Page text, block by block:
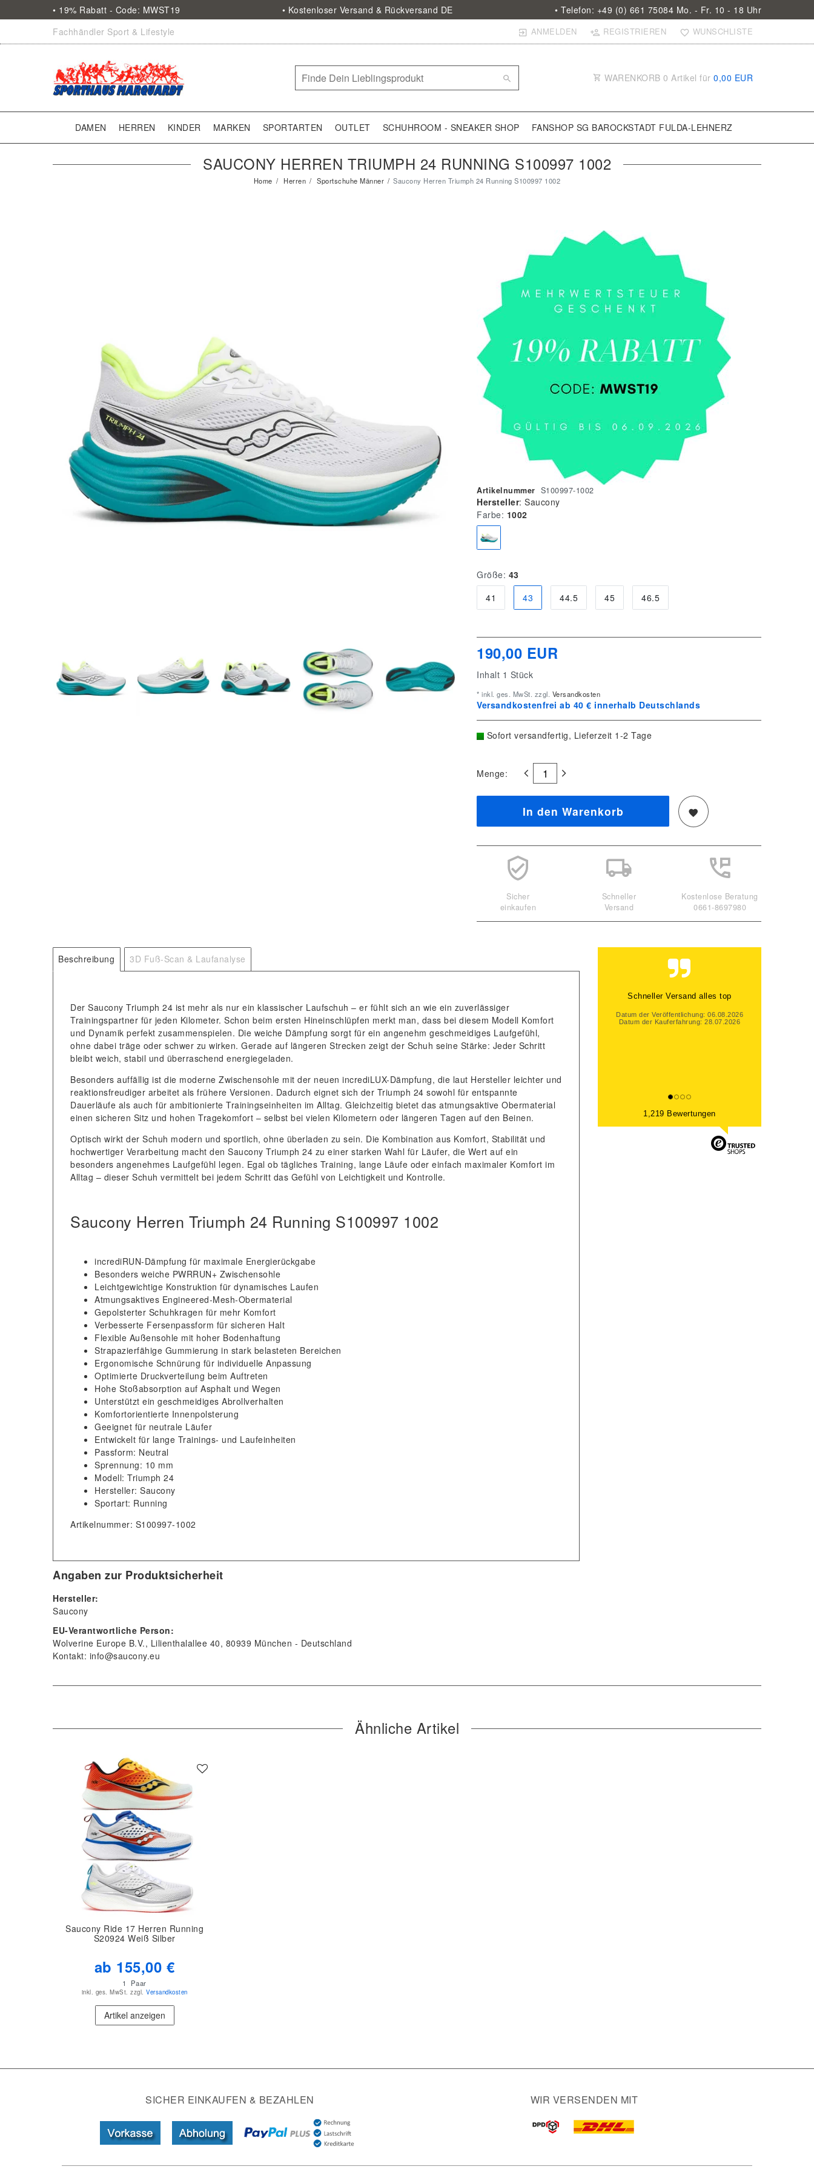
• 19% Rabatt - Code: MWST19 • Kostenloser Versand & Rückversand DE
• Telefon: +49 (0) 661 75084 Mo. - Fr. 10 - 18 Uhr
Fachhändler Sport & Lifestyle
ANMELDEN REGISTRIEREN WUNSCHLISTE
WARENKORB 0 Artikel für 0,00 EUR
DAMEN HERREN KINDER MARKEN SPORTARTEN OUTLET SCHUHROOM - SNEAKER SHOP FANSHOP SG BAROCKSTADT FULDA-LEHNERZ
SAUCONY HERREN TRIUMPH 24 RUNNING S100997 1002
Home Herren Sportschuhe Männer Saucony Herren Triumph 24 Running S100997 1002
Artikelnummer S100997-1002
Hersteller: Saucony
Farbe: 1002
Größe: 43
41
43 44.5 45 46.5
190,00 EUR
Inhalt 1 Stück
* inkl. ges. MwSt. zzgl. Versandkosten
Versandkostenfrei ab 40 € innerhalb Deutschlands
Sofort versandfertig, Lieferzeit 1-2 Tage
Menge:
In den Warenkorb
Sicher
einkaufen
Schneller
Versand
Kostenlose Beratung
0661-8697980
Beschreibung 3D Fuß-Scan & Laufanalyse
Der Saucony Triumph 24 ist mehr als nur ein klassischer Laufschuh – er fühlt sich an wie ein zuverlässiger
Trainingspartner für jeden Kilometer. Schon beim ersten Hineinschlüpfen merkt man, dass bei diesem Modell Komfort
und Dynamik perfekt zusammenspielen. Die weiche Dämpfung sorgt für ein angenehm geschmeidiges Laufgefühl,
ohne dabei träge oder schwer zu wirken. Gerade auf längeren Strecken zeigt der Schuh seine Stärke: Jeder Schritt
bleibt weich, stabil und überraschend energiegeladen.
Besonders auffällig ist die moderne Zwischensohle mit der neuen incrediLUX-Dämpfung, die laut Hersteller leichter und
reaktionsfreudiger arbeitet als frühere Versionen. Dadurch eignet sich der Triumph 24 sowohl für entspannte
Dauerläufe als auch für ambitionierte Trainingseinheiten im Alltag. Gleichzeitig bietet das atmungsaktive Obermaterial
einen sicheren Sitz und hohen Tragekomfort – selbst bei vielen Kilometern oder längeren Tagen auf den Beinen.
Optisch wirkt der Schuh modern und sportlich, ohne überladen zu sein. Die Kombination aus Komfort, Stabilität und
hochwertiger Verarbeitung macht den Saucony Triumph 24 zu einer starken Wahl für Läufer, die Wert auf ein
besonders angenehmes Laufgefühl legen. Egal ob tägliches Training, lange Läufe oder einfach maximaler Komfort im
Alltag – dieser Schuh vermittelt bei jedem Schritt das Gefühl von Leichtigkeit und Kontrolle.
Saucony Herren Triumph 24 Running S100997 1002
incrediRUN-Dämpfung für maximale Energierückgabe
Besonders weiche PWRRUN+ Zwischensohle
Leichtgewichtige Konstruktion für dynamisches Laufen
Atmungsaktives Engineered-Mesh-Obermaterial
Gepolsterter Schuhkragen für mehr Komfort
Verbesserte Fersenpassform für sicheren Halt
Flexible Außensohle mit hoher Bodenhaftung
Strapazierfähige Gummierung in stark belasteten Bereichen
Ergonomische Schnürung für individuelle Anpassung
Optimierte Druckverteilung beim Auftreten
Hohe Stoßabsorption auf Asphalt und Wegen
Unterstützt ein geschmeidiges Abrollverhalten
Komfortorientierte Innenpolsterung
Geeignet für neutrale Läufer
Entwickelt für lange Trainings- und Laufeinheiten
Passform: Neutral
Sprennung: 10 mm
Modell: Triumph 24
Hersteller: Saucony
Sportart: Running
Artikelnummer: S100997-1002
Angaben zur Produktsicherheit
Hersteller:
Saucony
EU-Verantwortliche Person:
Wolverine Europe B.V. Lilienthalallee 40 80939 München
Deutschland
Kontakt: info@saucony.eu
Gute Beratung, auch per Mail und
wieder
1,219 Bewertungen
Ähnliche Artikel
Saucony Ride 17 Herren Running
S20924 Weiß Silber
ab 155,00 €
1 Paar
inkl. ges. MwSt. zzgl. Versandkosten
Artikel anzeigen
SICHER EINKAUFEN & BEZAHLEN WIR VERSENDEN MIT